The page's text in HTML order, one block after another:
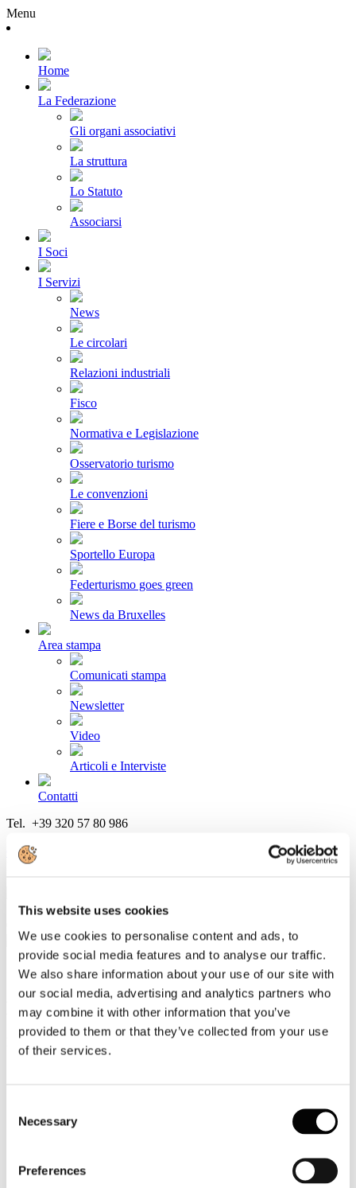
This website uses cookies
We use cookies to personalise content and ads, to
provide social media features and to analyse our traffic.
We also share information about your use of our site with
our social media, advertising and analytics partners who
may combine it with other information that you’ve
provided to them or that they’ve collected from your use
of their services.
Selection
Necessary
Preferences
Menu
Home
La Federazione
Gli organi associativi
La struttura
Lo Statuto
Associarsi
I Soci
I Servizi
News
Le circolari
Relazioni industriali
Fisco
Normativa e Legislazione
Osservatorio turismo
Le convenzioni
Fiere e Borse del turismo
Sportello Europa
Federturismo goes green
News da Bruxelles
Area stampa
Comunicati stampa
Newsletter
Video
Articoli e Interviste
Contatti
Tel. +39 320 57 80 986
Come aderire
Login
Novembre 2010
Dettagli
Categoria:Articoli ed interviste (2010)
Corriere della Sera
, "Dopo le imprese tocca alla politica" -
Guida Viaggi on line
, "Ciset: più ottimistiche le opinioni